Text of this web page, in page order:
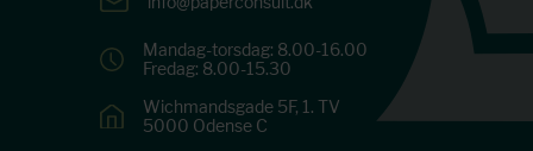
Mandag-torsdag: 8.00-16.00
Fredag: 8.00-15.30
Wichmandsgade 5F, 1. TV
5000 Odense C